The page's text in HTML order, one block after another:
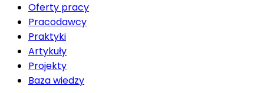
Oferty pracy
Pracodawcy
Praktyki
Artykuły
Projekty
Baza wiedzy